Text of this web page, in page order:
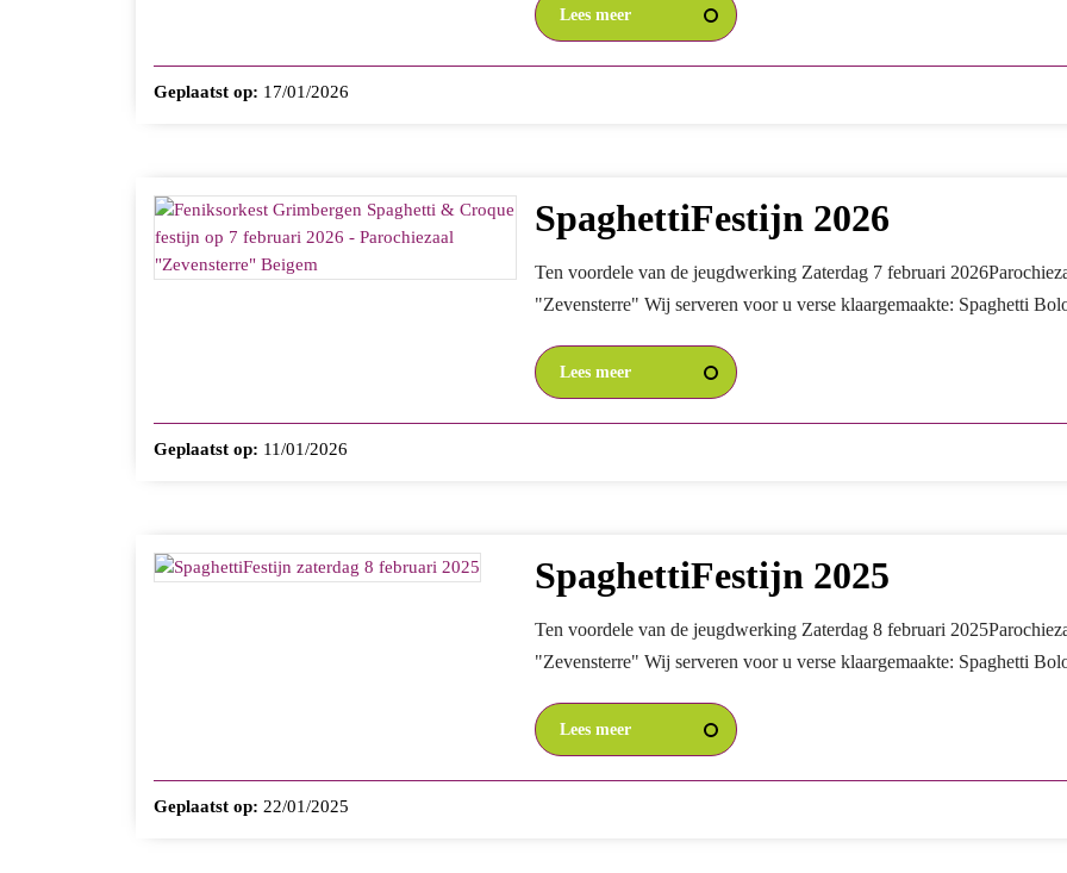
Lees meer
Geplaatst op: 17/01/2026
SpaghettiFestijn 2026
Ten voordele van de jeugdwerking Zaterdag 7 februari
"Zevensterre" Wij serveren voor u verse klaargemaakte: Spaghetti
Lees meer
Geplaatst op: 11/01/2026
SpaghettiFestijn 2025
Ten voordele van de jeugdwerking Zaterdag 8 februari
"Zevensterre" Wij serveren voor u verse klaargemaakte: Spaghetti
Lees meer
Geplaatst op: 22/01/2025